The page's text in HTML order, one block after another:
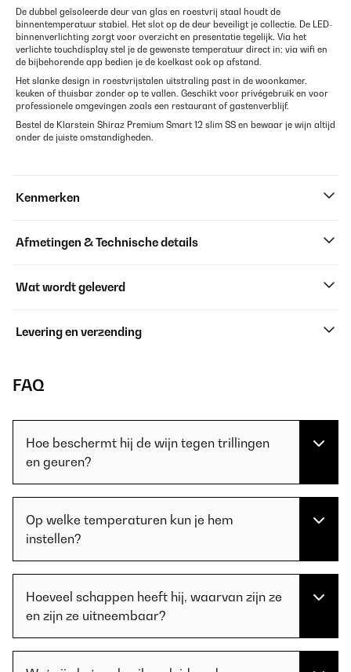
De dubbel geïsoleerde deur van glas en roestvrij staal houdt de
binnentemperatuur stabiel. Het slot op de deur beveiligt je collectie. De LED-
binnenverlichting zorgt voor overzicht en presentatie tegelijk. Via het
verlichte touchdisplay stel je de gewenste temperatuur direct in; via wifi en
de bijbehorende app bedien je de koelkast ook op afstand.
Het slanke design in roestvrijstalen uitstraling past in de woonkamer,
keuken of thuisbar zonder op te vallen. Geschikt voor privégebruik en voor
professionele omgevingen zoals een restaurant of gastenverblijf.
Bestel de Klarstein Shiraz Premium Smart 12 slim SS en bewaar je wijn altijd
onder de juiste omstandigheden.
Kenmerken
Afmetingen & Technische details
Wat wordt geleverd
Levering en verzending
FAQ
Hoe beschermt hij de wijn tegen trillingen
en geuren?
Op welke temperaturen kun je hem
instellen?
Hoeveel schappen heeft hij, waarvan zijn ze
en zijn ze uitneembaar?